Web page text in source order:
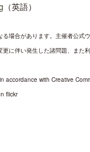
（英語）
場合があります。主催者公式
に伴い発生した諸問題、また
accordance with Creative
flickr